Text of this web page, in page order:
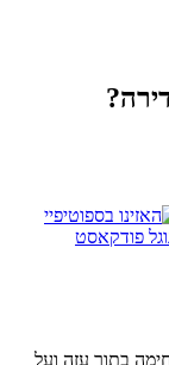
פודקאסט
בתוך עזה ועל